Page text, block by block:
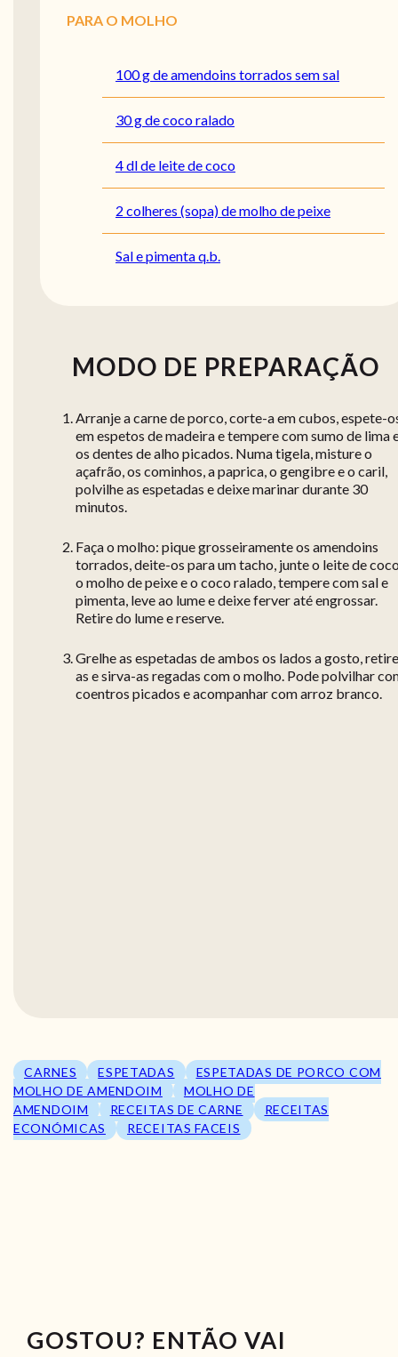
PARA O MOLHO
100 g de amendoins torrados sem sal
30 g de coco ralado
4 dl de leite de coco
2 colheres (sopa) de molho de peixe
Sal e pimenta q.b.
MODO DE PREPARAÇÃO
Arranje a carne de porco, corte-a em cubos, espete-
em espetos de madeira e tempere com sumo de lima
os dentes de alho picados. Numa tigela, misture o
açafrão, os cominhos, a paprica, o gengibre e o caril,
polvilhe as espetadas e deixe marinar durante 30
minutos.
Faça o molho: pique grosseiramente os amendoins
torrados, deite-os para um tacho, junte o leite de
o molho de peixe e o coco ralado, tempere com sal e
pimenta, leve ao lume e deixe ferver até engrossar.
Retire do lume e reserve.
Grelhe as espetadas de ambos os lados a gosto,
as e sirva-as regadas com o molho. Pode polvilhar
coentros picados e acompanhar com arroz branco.
CARNES ESPETADAS
ESPETADAS DE PORCO COM
MOLHO DE AMENDOIM
MOLHO DE
AMENDOIM
RECEITAS DE CARNE
RECEITAS
ECONÓMICAS
RECEITAS FACEIS
GOSTOU? ENTÃO VAI